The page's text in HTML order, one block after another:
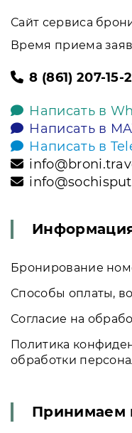
Сайт сервиса
Время приема
8 (861) 207-15-
Написать в
Написать в
Написать в
Бронирование
Способы оплаты,
Согласие на
Политика
обработки
Принимаем